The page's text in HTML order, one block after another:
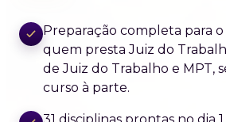
Preparação completa para o
quem presta Juiz do
de Juiz do Trabalho e MPT,
curso à parte.